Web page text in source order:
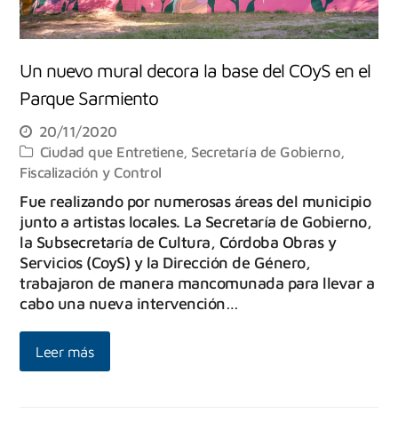
Un nuevo mural decora la base del COyS en el
Parque Sarmiento
20/11/2020
Ciudad que Entretiene, Secretaría de Gobierno,
Fiscalización y Control
Fue realizando por numerosas áreas del municipio
junto a artistas locales. La Secretaría de Gobierno,
la Subsecretaría de Cultura, Córdoba Obras y
Servicios (CoyS) y la Dirección de Género,
trabajaron de manera mancomunada para llevar a
cabo una nueva intervención…
Leer más